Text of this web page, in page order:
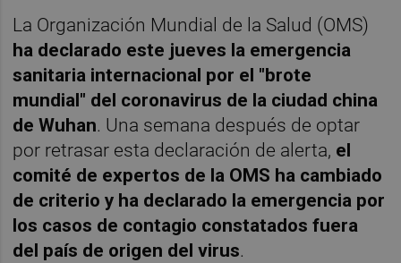
La Organización Mundial de la Salud (OMS)
ha declarado este jueves la emergencia
sanitaria internacional por el "brote
mundial" del coronavirus de la ciudad china
de Wuhan. Una semana después de optar
por retrasar esta declaración de alerta, el
comité de expertos de la OMS ha cambiado
de criterio y ha declarado la emergencia por
los casos de contagio constatados fuera
del país de origen del virus.